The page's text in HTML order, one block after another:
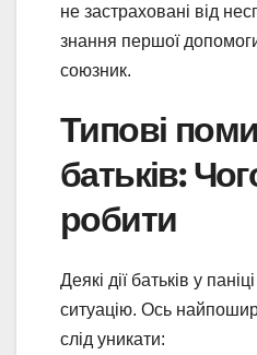
не застраховані від
знання першої
союзник.
Типові
батьків:
робити
Деякі дії батьків у
ситуацію. Ось
слід уникати: